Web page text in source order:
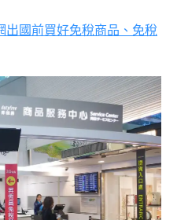
出國前買好免稅商品、免稅